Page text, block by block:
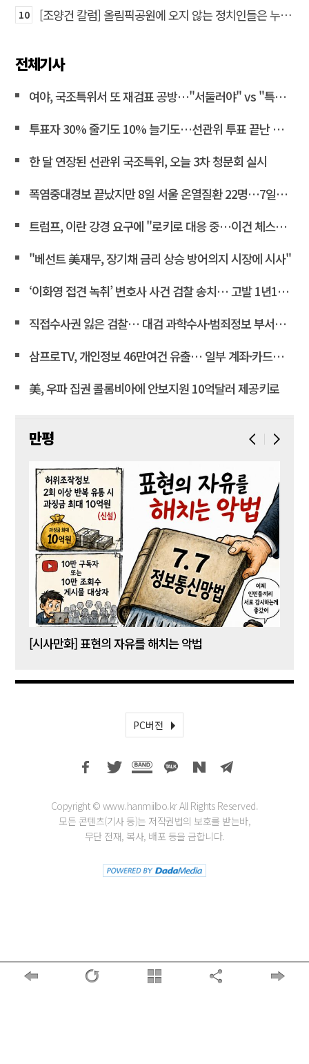
10 [조양건 칼럼] 올림픽공원에 오지 않는 정치인들은 누구인가
전체기사
여야, 국조특위서 또 재검표 공방…"서둘러야" vs "특검 연계"<연합뉴스>
투표자 30% 줄기도 10% 늘기도…선관위 투표 끝난 뒤 조작 정황
한 달 연장된 선관위 국조특위, 오늘 3차 청문회 실시
폭염중대경보 끝났지만 8일 서울 온열질환 22명…7일째 두자리
트럼프, 이란 강경 요구에 "로키로 대응 중…이건 체스게임"
"베선트 美재무, 장기채 금리 상승 방어의지 시장에 시사"
‘이화영 접견 녹취’ 변호사 사건 검찰 송치… 고발 1년10개월만
직접수사권 잃은 검찰… 대검 과학수사·범죄정보 부서도 수술대에 <연합뉴스>
삼프로TV, 개인정보 46만여건 유출… 일부 계좌·카드정보 포함
美, 우파 집권 콜롬비아에 안보지원 10억달러 제공키로
만평
[시사만화] 표현의 자유를 해치는 악법
PC버전
Copyright © www.hanmiilbo.kr All Rights Reserved.
모든 콘텐츠(기사 등)는 저작권법의 보호를 받는바,
무단 전재, 복사, 배포 등을 금합니다.